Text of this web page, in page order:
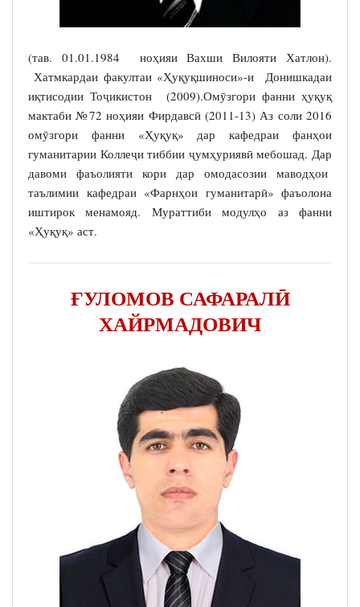
(тав. 01.01.1984 ноҳияи Вахши Вилояти Хатлон).
Хатмкардаи факултаи «Ҳуқуқшиноси»-и Донишкадаи
иқтисодии Тоҷикистон (2009).Омӯзгори фанни ҳуқуқ
мактаби №72 ноҳияи Фирдавсӣ (2011-13) Аз соли 2016
омӯзгори фанни «Ҳуқуқ» дар кафедраи фанҳои
гуманитарии Коллеҷи тиббии ҷумҳуриявӣ мебошад. Дар
давоми фаъолияти кори дар омодасозии маводҳои
таълимии кафедраи «Фарнҳои гуманитарӣ» фаъолона
иштирок менамояд. Мураттиби модулҳо аз фанни
«Ҳуқуқ» аст.
ҒУЛОМОВ САФАРАЛӢ
ХАЙРМАДОВИЧ